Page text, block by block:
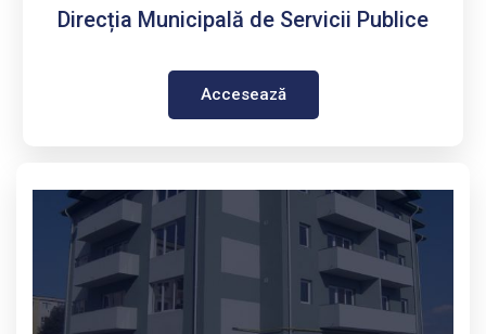
Direcția Municipală de Servicii Publice
Accesează